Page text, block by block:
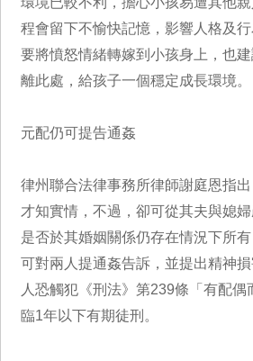
程會留下不愉快記憶，影響人格及
要將憤怒情緒轉嫁到小孩身上，也
離此處，給孩子一個穩定成長環境。
元配仍可提告通姦
律州聯合法律事務所律師謝庭恩指
才知實情，不過，卻可從其夫與媳
是否於其婚姻關係仍存在情況下所
可對兩人提通姦告訴，並提出精神
人恐觸犯《刑法》第239條「有配
臨1年以下有期徒刑。